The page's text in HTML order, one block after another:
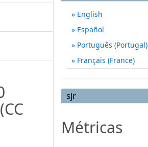
(CC
English
Español
Português (Portugal)
Français (France)
sjr
Métricas